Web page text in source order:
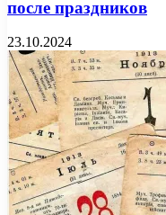
после праздников
23.10.2024